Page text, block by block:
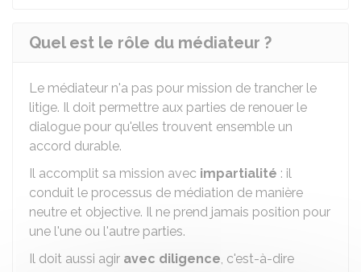
Quel est le rôle du médiateur ?
Le médiateur n'a pas pour mission de trancher le
litige. Il doit permettre aux parties de renouer le
dialogue pour qu'elles trouvent ensemble un
accord durable.
Il accomplit sa mission avec impartialité : il
conduit le processus de médiation de manière
neutre et objective. Il ne prend jamais position pour
une l'une ou l'autre parties.
Il doit aussi agir avec diligence, c'est-à-dire